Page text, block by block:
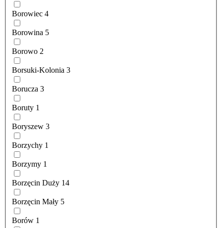
Borowiec 4
Borowina 5
Borowo 2
Borsuki-Kolonia 3
Borucza 3
Boruty 1
Boryszew 3
Borzychy 1
Borzymy 1
Borzęcin Duży 14
Borzęcin Mały 5
Borów 1